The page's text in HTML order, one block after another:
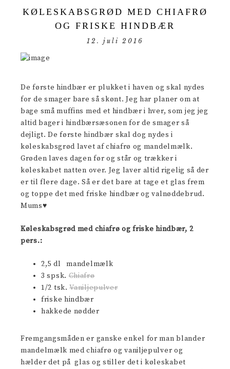
KØLESKABSGRØD MED CHIAFRØ
OG FRISKE HINDBÆR
12. juli 2016
De første hindbær er plukket i haven og skal nydes
for de smager bare så skønt. Jeg har planer om at
bage små muffins med et hindbær i hver, som jeg jeg
altid bager i hindbærsæsonen for de smager så
dejligt. De første hindbær skal dog nydes i
køleskabsgrød lavet af chiafrø og mandelmælk.
Grøden laves dagen før og står og trækker i
køleskabet natten over. Jeg laver altid rigelig så der
er til flere dage. Så er det bare at tage et glas frem
og toppe det med friske hindbær og valnøddebrud.
Mums♥
Køleskabsgrød med chiafrø og friske hindbær, 2
pers.:
2,5 dl mandelmælk
3 spsk.Chiafrø
1/2 tsk.Vaniljepulver
friske hindbær
hakkede nødder
Fremgangsmåden er ganske enkel for man blander
mandelmælk med chiafrø og vaniljepulver og
hælder det på glas og stiller det i køleskabet